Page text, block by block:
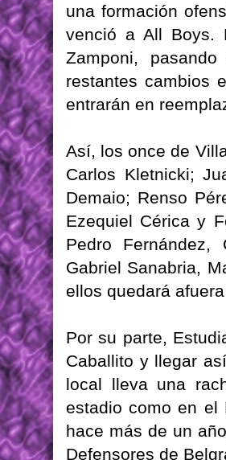
una formación
venció a All Boys.
Zamponi,
restantes cambios
entrarán en
Así, los once de
Carlos Kletnicki;
Demaio; Renso
Ezequiel Cérica y
Pedro Fernández,
Gabriel Sanabria,
ellos quedará
Por su parte,
Caballito y llegar
local lleva una
estadio como en el
hace más de un
Defensores de